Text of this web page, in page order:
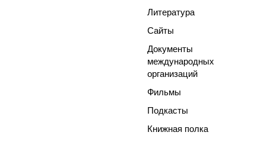
Литература
Сайты
Документы
международных
организаций
Фильмы
Подкасты
Книжная полка